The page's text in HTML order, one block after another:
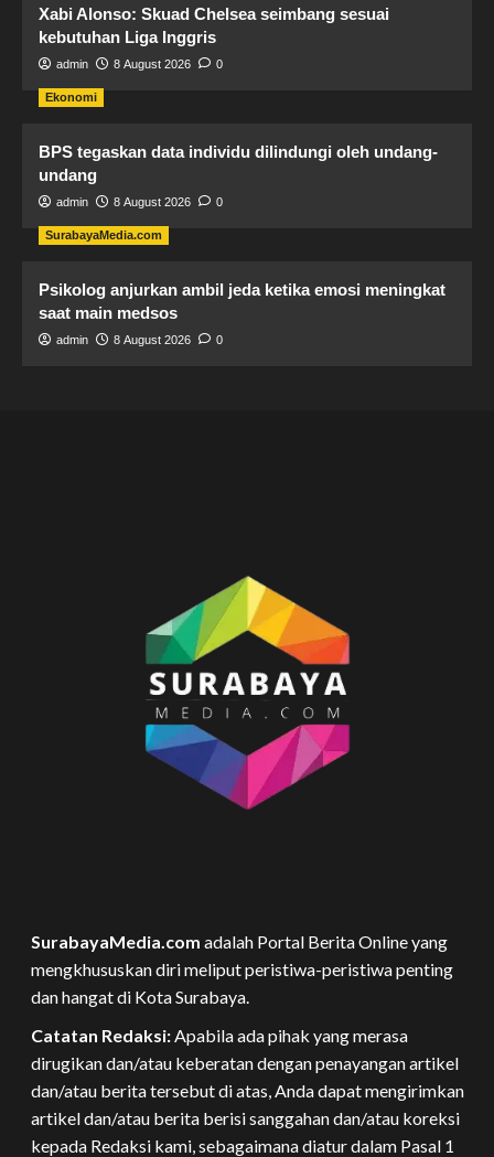
Xabi Alonso: Skuad Chelsea seimbang sesuai
kebutuhan Liga Inggris
admin 8 August 2026 0
Ekonomi
BPS tegaskan data individu dilindungi oleh undang-
undang
admin 8 August 2026 0
SurabayaMedia.com
Psikolog anjurkan ambil jeda ketika emosi meningkat
saat main medsos
admin 8 August 2026 0
SurabayaMedia.com adalah Portal Berita Online yang
mengkhususkan diri meliput peristiwa-peristiwa penting
dan hangat di Kota Surabaya.
Catatan Redaksi:Apabila ada pihak yang merasa
dirugikan dan/atau keberatan dengan penayangan artikel
dan/atau berita tersebut di atas, Anda dapat mengirimkan
artikel dan/atau berita berisi sanggahan dan/atau koreksi
kepada Redaksi kami, sebagaimana diatur dalam Pasal 1